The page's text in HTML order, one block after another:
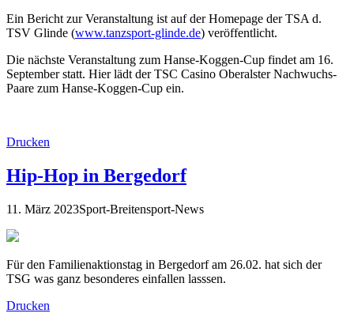
Ein Bericht zur Veranstaltung ist auf der Homepage der TSA d.
TSV Glinde (www.tanzsport-glinde.de) veröffentlicht.
Die nächste Veranstaltung zum Hanse-Koggen-Cup findet am 16.
September statt. Hier lädt der TSC Casino Oberalster Nachwuchs-
Paare zum Hanse-Koggen-Cup ein.
Drucken
Hip-Hop in Bergedorf
11. März 2023Sport-Breitensport-News
Für den Familienaktionstag in Bergedorf am 26.02. hat sich der
TSG was ganz besonderes einfallen lasssen.
Drucken